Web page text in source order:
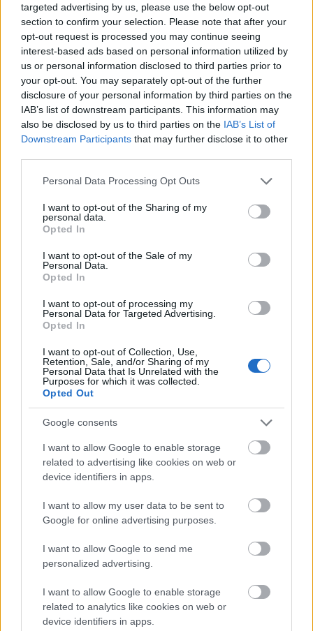
targeted advertising by us, please use the below opt-out
section to confirm your selection. Please note that after your
opt-out request is processed you may continue seeing
interest-based ads based on personal information utilized by
us or personal information disclosed to third parties prior to
your opt-out. You may separately opt-out of the further
disclosure of your personal information by third parties on the
IAB’s list of downstream participants. This information may
also be disclosed by us to third parties on the IAB’s List of
Downstream Participants that may further disclose it to other
Please note that this website/app uses one or more Google
not limited to your visit or usage behaviour. You may click to
grant or deny consent to Google and its third-party tags to
use your data for below specified purposes in below Google
consent section.
Personal Data Processing Opt Outs
I want to opt-out of the Sharing of my
personal data.
Opted In
I want to opt-out of the Sale of my
Personal Data.
Opted In
I want to opt-out of processing my
Personal Data for Targeted Advertising.
Opted In
I want to opt-out of Collection, Use,
Retention, Sale, and/or Sharing of my
Personal Data that Is Unrelated with the
Purposes for which it was collected.
Opted Out
Google consents
I want to allow Google to enable storage
related to advertising like cookies on web or
device identifiers in apps.
I want to allow my user data to be sent to
Google for online advertising purposes.
I want to allow Google to send me
personalized advertising.
I want to allow Google to enable storage
related to analytics like cookies on web or
device identifiers in apps.
Idegenbeli meccsek.A Steaua egyik győzelmét az
Újpest, a másikat viszont a Dab.Docler ellen szerezte,
ami az alapszakaszvégi statisztikákat elnézve utólag
is bombameglepetés, és megmagyarázhatatlan a
Dab.Docler részéről.
A magyar-magyar párharcok alapján alakult ki
az OB I.-alapszakasz végeredménye.
immár hagyományosan gyengébben teljesít
Erdélyben és Bukarestben, viszont nagyon
eredményes a hazai csapatok ellen. Olyannyira,
hogy egy pont előnnyel az OB I.-alapszakaszt is
megnyerte, ezzel ő kezdheti majd 6 bónuszponttal a
15 fordulós középszakaszt. A Dab első helye itt is egy
kötelezően legyőzendő kategóriába tartozó Volán-
farmcsapat otthonában hagytak három roppant
bíró Mol Ligában a Miskolc a harmadik, míg a hat
résztvevős OB I.-ben csak a negyedik helyen végzett.